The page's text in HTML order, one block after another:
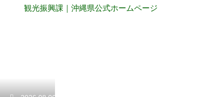
観光振興課｜沖縄県公式ホームページ